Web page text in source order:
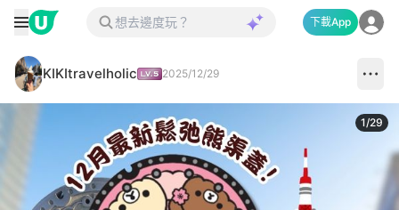
下載App
KIKItravelholic 2025/12/29
1/29